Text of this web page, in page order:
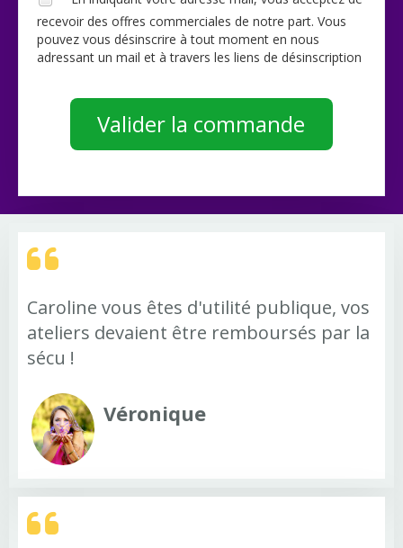
recevoir des offres commerciales de notre part. Vous
pouvez vous désinscrire à tout moment en nous
adressant un mail et à travers les liens de désinscription
Valider la commande
Caroline vous êtes d'utilité publique, vos
ateliers devaient être remboursés par la
sécu !
Véronique